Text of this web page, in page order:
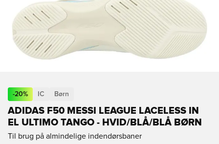
-20% IC Børn
ADIDAS F50 MESSI LEAGUE LACELESS IN
EL ULTIMO TANGO - HVID/BLÅ/BLÅ BØRN
Til brug på almindelige indendørsbaner